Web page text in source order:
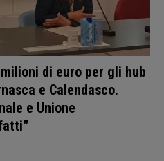
di euro per gli hub
e Calendasco.
e Unione